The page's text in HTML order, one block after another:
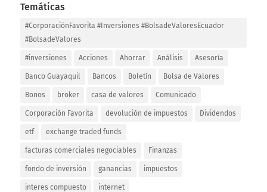
Temáticas
#CorporaciónFavorita #Inversiones #BolsadeValoresEcuador
#BolsadeValores
#inversiones Acciones Ahorrar Análisis Asesoría
Banco Guayaquil Bancos Boletín Bolsa de Valores
Bonos broker casa de valores Comunicado
Corporación Favorita devolución de impuestos Dividendos
etf exchange traded funds
facturas comerciales negociables Finanzas
fondo de inversión ganancias impuestos
interes compuesto internet